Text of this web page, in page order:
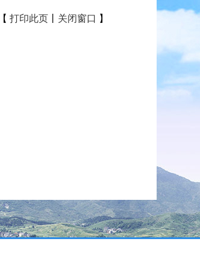
【 打印此页 关闭窗口 】